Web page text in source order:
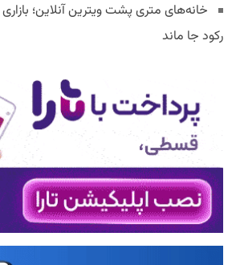
خانه‌های متری پشت ویترین آنلاین؛
رکود جا ماند